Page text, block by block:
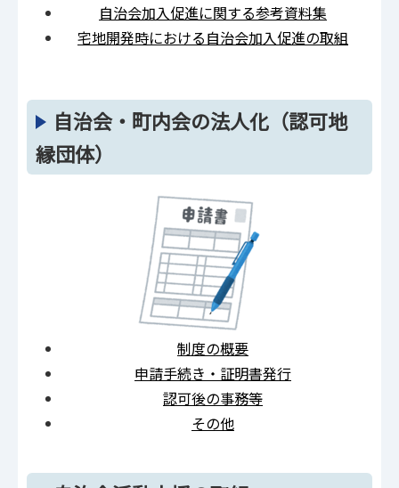
自治会加入促進に関する参考資料集
宅地開発時における自治会加入促進の取組
自治会・町内会の法人化（認可地
縁団体）
制度の概要
申請手続き・証明書発行
認可後の事務等
その他